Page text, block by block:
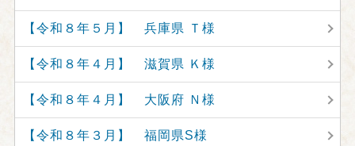
【令和８年５月】 兵庫県 Ｔ様
【令和８年４月】 滋賀県 Ｋ様
【令和８年４月】 大阪府 Ｎ様
【令和８年３月】 福岡県S様